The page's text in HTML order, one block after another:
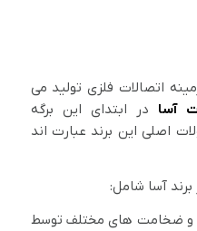
اتصالات فلزی تولید می
آسا در ابتدای این برگه
اصلی این برند عبارت اند
آسا شامل:
و ضخامت های مختلف توسط